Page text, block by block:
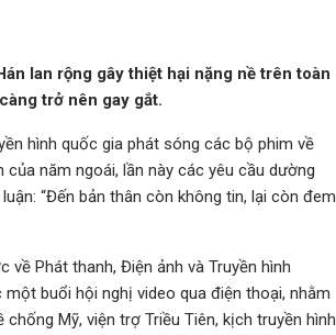
lan rộng gây thiệt hại nặng nề trên toàn
trở nên gay gắt.
hình quốc gia phát sóng các bộ phim về
năm ngoái, lần này các yêu cầu dường
“Đến bản thân còn không tin, lại còn đem
về Phát thanh, Điện ảnh và Truyền hình
buổi hội nghị video qua điện thoại, nhằm
Mỹ, viện trợ Triều Tiên, kịch truyền hình